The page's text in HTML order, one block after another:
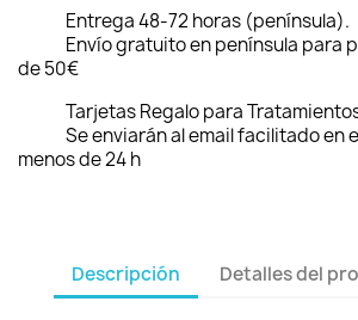
Entrega 48-72 horas (península).
Envío gratuito en península para
de 50€
Tarjetas Regalo para
Se enviarán al email facilitado en
menos de 24 h
Descripción Detalles del